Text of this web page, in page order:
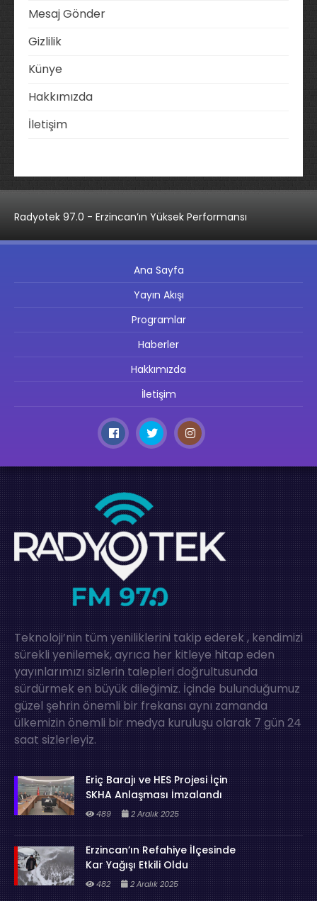
Mesaj Gönder
Gizlilik
Künye
Hakkımızda
İletişim
Radyotek 97.0 - Erzincan’ın Yüksek Performansı
Ana Sayfa
Yayın Akışı
Programlar
Haberler
Hakkımızda
İletişim
Teknoloji’nin tüm yeniliklerini takip ederek , kendimizi
sürekli yenilemek, ayrıca her kitleye hitap eden
yayınlarımızı sizlerin talepleri doğrultusunda
sürdürmek en büyük dileğimiz. İçinde bulunduğumuz
güzel şehrin önemli bir frekansı aynı zamanda
ülkemizin önemli bir medya kuruluşu olarak 7 gün 24
saat sizlerleyiz.
Eriç Barajı ve HES Projesi İçin
SKHA Anlaşması İmzalandı
489 2 Aralık 2025
Erzincan’ın Refahiye İlçesinde
Kar Yağışı Etkili Oldu
482 2 Aralık 2025